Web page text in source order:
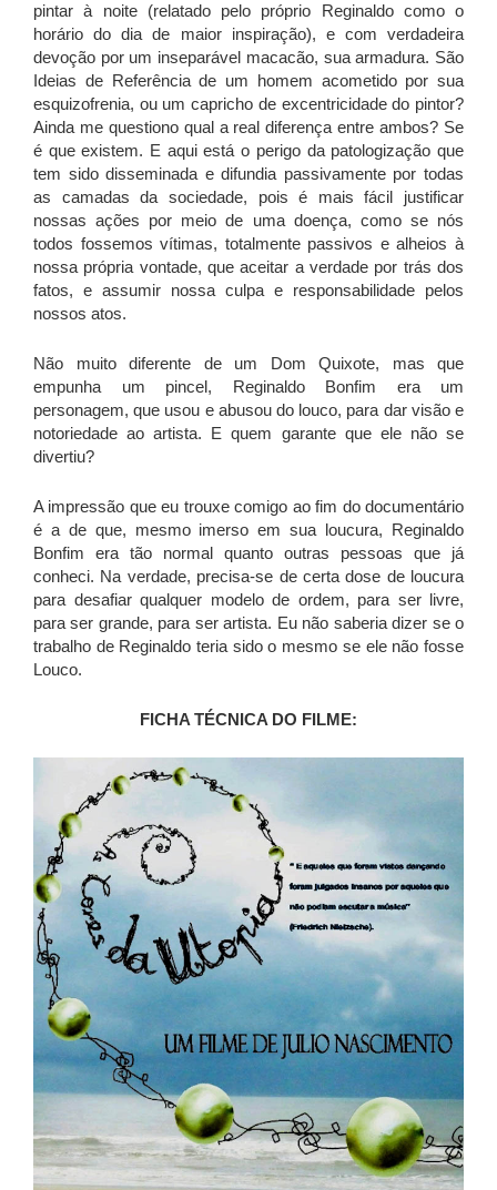
pintar à noite (relatado pelo próprio Reginaldo como o
horário do dia de maior inspiração), e com verdadeira
devoção por um inseparável macacão, sua armadura. São
Ideias de Referência de um homem acometido por sua
esquizofrenia, ou um capricho de excentricidade do pintor?
Ainda me questiono qual a real diferença entre ambos? Se
é que existem. E aqui está o perigo da patologização que
tem sido disseminada e difundia passivamente por todas
as camadas da sociedade, pois é mais fácil justificar
nossas ações por meio de uma doença, como se nós
todos fossemos vítimas, totalmente passivos e alheios à
nossa própria vontade, que aceitar a verdade por trás dos
fatos, e assumir nossa culpa e responsabilidade pelos
nossos atos.
Não muito diferente de um Dom Quixote, mas que
empunha um pincel, Reginaldo Bonfim era um
personagem, que usou e abusou do louco, para dar visão e
notoriedade ao artista. E quem garante que ele não se
divertiu?
A impressão que eu trouxe comigo ao fim do documentário
é a de que, mesmo imerso em sua loucura, Reginaldo
Bonfim era tão normal quanto outras pessoas que já
conheci. Na verdade, precisa-se de certa dose de loucura
para desafiar qualquer modelo de ordem, para ser livre,
para ser grande, para ser artista. Eu não saberia dizer se o
trabalho de Reginaldo teria sido o mesmo se ele não fosse
Louco.
FICHA TÉCNICA DO FILME: